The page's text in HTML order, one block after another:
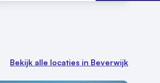
Bekijk alle locaties in Beverwijk